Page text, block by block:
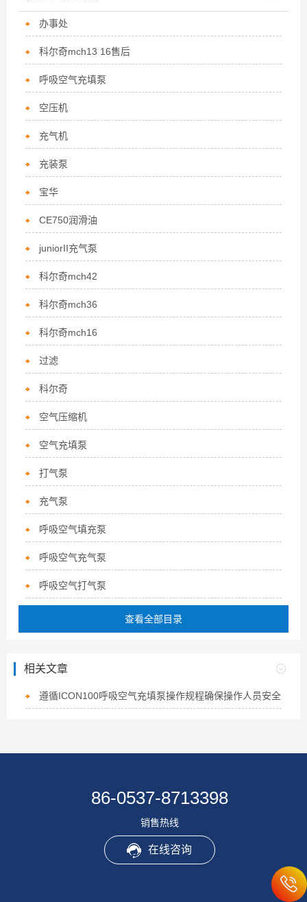
办事处
科尔奇mch13 16售后
呼吸空气充填泵
空压机
充气机
充装泵
宝华
CE750润滑油
juniorII充气泵
科尔奇mch42
科尔奇mch36
科尔奇mch16
过滤
科尔奇
空气压缩机
空气充填泵
打气泵
充气泵
呼吸空气填充泵
呼吸空气充气泵
呼吸空气打气泵
查看全部目录
相关文章
遵循ICON100呼吸空气充填泵操作规程确保操作人员安全
86-0537-8713398
销售热线
在线咨询